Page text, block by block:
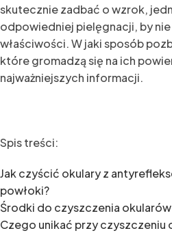
skutecznie zadbać o wzrok,
odpowiedniej pielęgnacji, by
właściwości. W jaki sposób
które gromadzą się na ich
najważniejszych informacji.
Spis treści:
Jak czyścić okulary z
powłoki?
Środki do czyszczenia
Czego unikać przy czyszczeniu